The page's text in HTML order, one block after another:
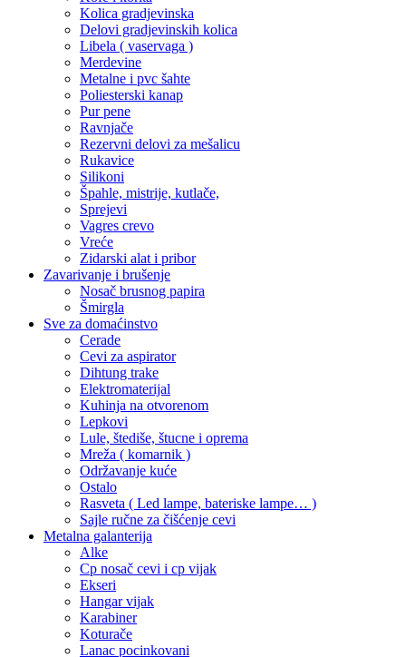
Kolica gradjevinska
Delovi gradjevinskih kolica
Libela ( vaservaga )
Merdevine
Metalne i pvc šahte
Poliesterski kanap
Pur pene
Ravnjače
Rezervni delovi za mešalicu
Rukavice
Silikoni
Špahle, mistrije, kutlače,
Sprejevi
Vagres crevo
Vreće
Zidarski alat i pribor
Zavarivanje i brušenje
Nosač brusnog papira
Šmirgla
Sve za domaćinstvo
Cerade
Cevi za aspirator
Dihtung trake
Elektromaterijal
Kuhinja na otvorenom
Lepkovi
Lule, štediše, štucne i oprema
Mreža ( komarnik )
Održavanje kuće
Ostalo
Rasveta ( Led lampe, bateriske lampe… )
Sajle ručne za čišćenje cevi
Metalna galanterija
Alke
Cp nosač cevi i cp vijak
Ekseri
Hangar vijak
Karabiner
Koturače
Lanac pocinkovani